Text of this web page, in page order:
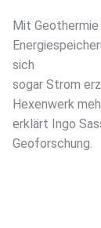
Mit Geothermie
sich
sogar Strom
Hexenwerk
erklärt Ingo
Geoforschung.